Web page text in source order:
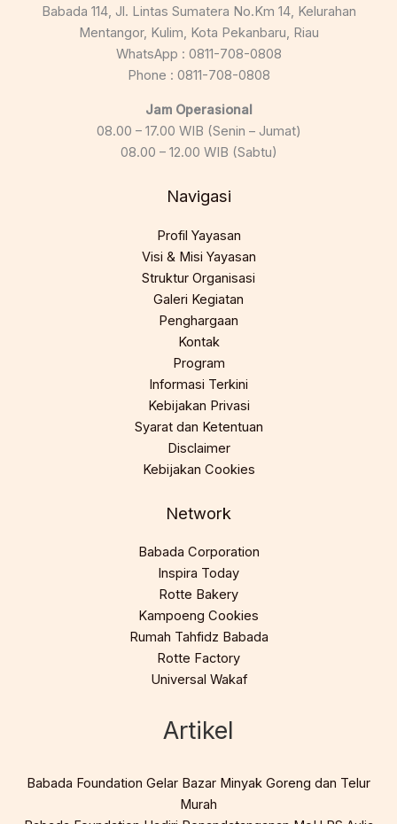
Babada 114, Jl. Lintas Sumatera No.Km 14, Kelurahan
Mentangor, Kulim, Kota Pekanbaru, Riau
WhatsApp : 0811-708-0808
Phone : 0811-708-0808
Jam Operasional
08.00 – 17.00 WIB (Senin – Jumat)
08.00 – 12.00 WIB (Sabtu)
Navigasi
Profil Yayasan
Visi & Misi Yayasan
Struktur Organisasi
Galeri Kegiatan
Penghargaan
Kontak
Program
Informasi Terkini
Kebijakan Privasi
Syarat dan Ketentuan
Disclaimer
Kebijakan Cookies
Network
Babada Corporation
Inspira Today
Rotte Bakery
Kampoeng Cookies
Rumah Tahfidz Babada
Rotte Factory
Universal Wakaf
Artikel
Babada Foundation Gelar Bazar Minyak Goreng dan Telur
Murah